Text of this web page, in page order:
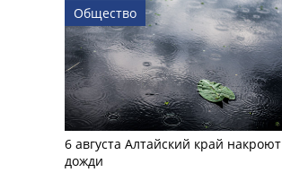
Общество
6 августа Алтайский край накроют
дожди